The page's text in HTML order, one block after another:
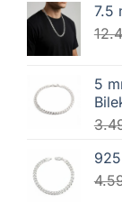
verilir.
Kargo
1.500
ücretsiz
1.500
7.5
5